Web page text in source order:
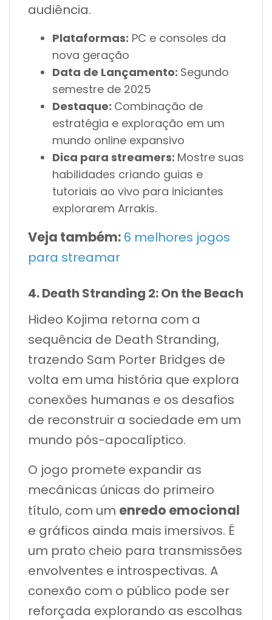
audiência.
Plataformas: PC e consoles da
nova geração
Data de Lançamento: Segundo
semestre de 2025
Destaque: Combinação de
estratégia e exploração em um
mundo online expansivo
Dica para streamers: Mostre suas
habilidades criando guias e
tutoriais ao vivo para iniciantes
explorarem Arrakis.
Veja também: 6 melhores jogos
para streamar
4. Death Stranding 2: On the Beach
Hideo Kojima retorna com a
sequência de Death Stranding,
trazendo Sam Porter Bridges de
volta em uma história que explora
conexões humanas e os desafios
de reconstruir a sociedade em um
mundo pós-apocalíptico.
O jogo promete expandir as
mecânicas únicas do primeiro
título, com um enredo emocional
e gráficos ainda mais imersivos. É
um prato cheio para transmissões
envolventes e introspectivas. A
conexão com o público pode ser
reforçada explorando as escolhas